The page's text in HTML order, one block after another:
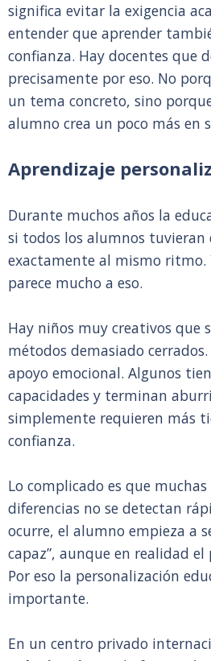
significa evitar la exigencia
entender que aprender
confianza. Hay docentes que
precisamente por eso. No
un tema concreto, sino
alumno crea un poco más en
Aprendizaje
Durante muchos años la
si todos los alumnos tuvieran
exactamente al mismo ritmo.
parece mucho a eso.
Hay niños muy creativos que
métodos demasiado
apoyo emocional. Algunos
capacidades y terminan
simplemente requieren más
confianza.
Lo complicado es que muchas
diferencias no se detectan
ocurre, el alumno empieza a
capaz”, aunque en realidad
Por eso la personalización
importante.
En un centro privado